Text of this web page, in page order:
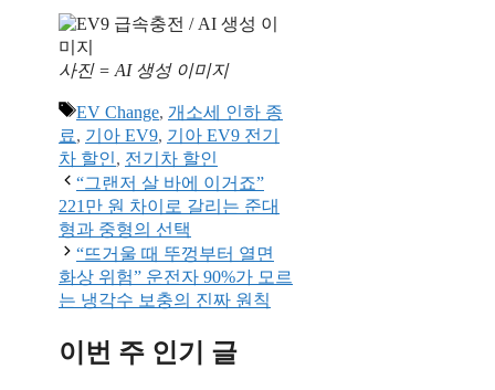
사진 = AI 생성 이미지
태
그
EV Change, 개소세 인하 종
료, 기아 EV9, 기아 EV9 전기
차 할인, 전기차 할인
“그랜저 살 바에 이거죠”
221만 원 차이로 갈리는 준대
형과 중형의 선택
“뜨거울 때 뚜껑부터 열면
화상 위험” 운전자 90%가 모르
는 냉각수 보충의 진짜 원칙
이번 주 인기 글